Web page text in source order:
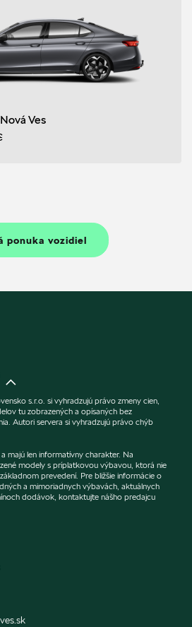
Ves
ponuka vozidiel
s.r.o. si vyhradzujú právo zmeny cien,
tu zobrazených a opísaných bez
Autori servera si vyhradzujú právo chýb
majú len informatívny charakter. Na
modely s príplatkovou výbavou, ktorá nie
prevedení. Pre bližšie informácie o
a mimoriadnych výbavách, aktuálnych
dodávok, kontaktujte nášho predajcu